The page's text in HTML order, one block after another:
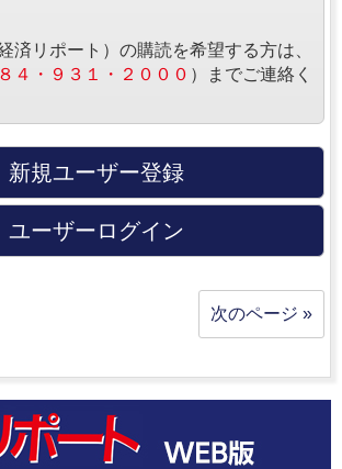
済リポート）の購読を希望する方は、
４・９３１・２０００ ）までご連絡く
新規ユーザー登録
ユーザーログイン
次のページ »